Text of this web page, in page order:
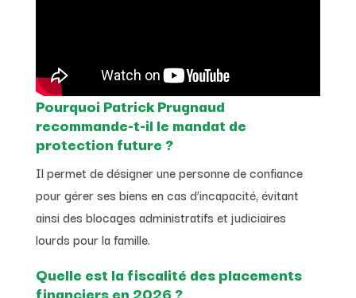
Pourquoi Patrick Prugnaud
recommande-t-il le mandat de
protection future ?
Il permet de désigner une personne de confiance
pour gérer ses biens en cas d’incapacité, évitant
ainsi des blocages administratifs et judiciaires
lourds pour la famille.
Quelle est la fiscalité des placements